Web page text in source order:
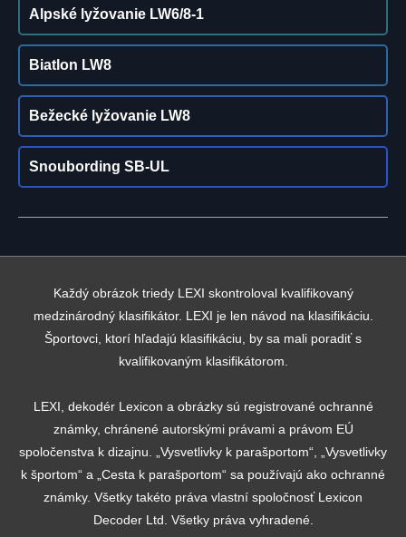
Alpské lyžovanie LW6/8-1
Biatlon LW8
Bežecké lyžovanie LW8
Snoubording SB-UL
Každý obrázok triedy LEXI skontroloval kvalifikovaný
medzinárodný klasifikátor. LEXI je len návod na klasifikáciu.
Športovci, ktorí hľadajú klasifikáciu, by sa mali poradiť s
kvalifikovaným klasifikátorom.
LEXI, dekodér Lexicon a obrázky sú registrované ochranné
známky, chránené autorskými právami a právom EÚ
spoločenstva k dizajnu. „Vysvetlivky k parašportom“, „Vysvetlivky
k športom“ a „Cesta k parašportom“ sa používajú ako ochranné
známky. Všetky takéto práva vlastní spoločnosť Lexicon
Decoder Ltd. Všetky práva vyhradené.